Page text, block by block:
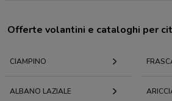
Offerte volantini e cataloghi per
CIAMPINO
ALBANO LAZIALE